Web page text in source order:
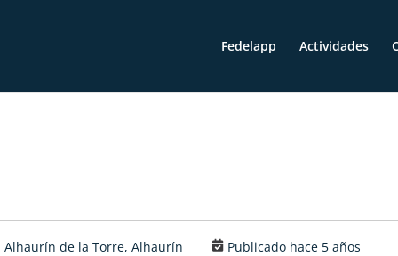
Fedelapp Actividades
Alhaurín de la Torre, Alhaurín
Publicado hace 5 años